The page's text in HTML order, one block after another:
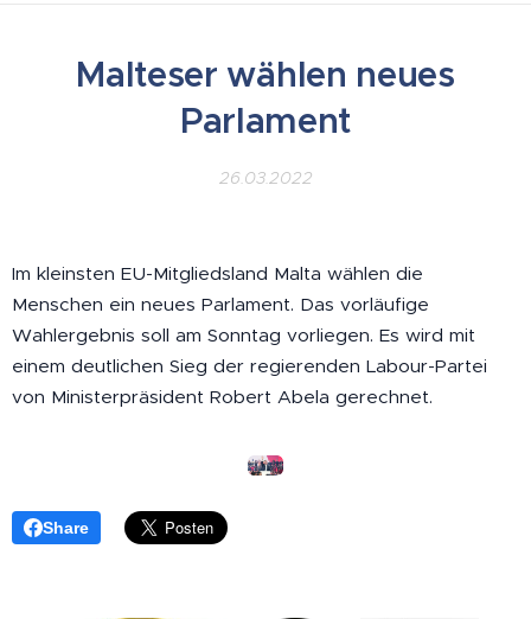
Malteser wählen neues
Parlament
26.03.2022
Im kleinsten EU-Mitgliedsland Malta wählen die
Menschen ein neues Parlament. Das vorläufige
Wahlergebnis soll am Sonntag vorliegen. Es wird mit
einem deutlichen Sieg der regierenden Labour-Partei
von Ministerpräsident Robert Abela gerechnet.
Share